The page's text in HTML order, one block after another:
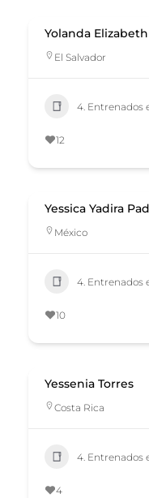
Yolanda
El Salvador
4. Entrenados
12
Yessica Yadira
México
4. Entrenados
10
Yessenia Torres
Costa Rica
4. Entrenados
4